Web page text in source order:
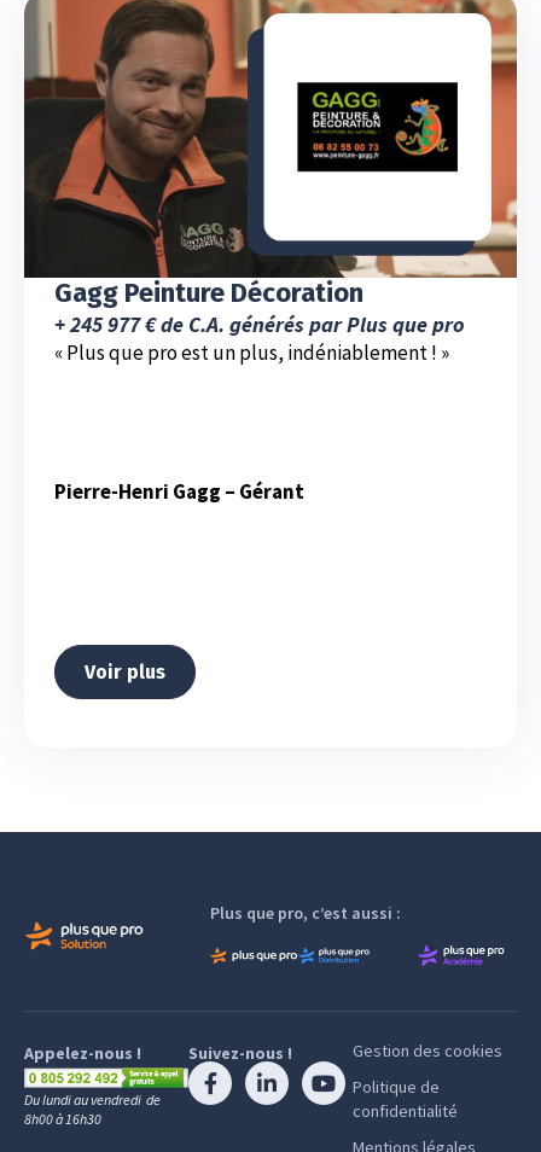
Gagg Peinture Décoration
+ 245 977 € de C.A. générés par Plus que pro
« Plus que pro est un plus, indéniablement ! »
Pierre-Henri Gagg – Gérant
Voir plus
Plus que pro, c’est aussi :
Appelez-nous !
Du lundi au vendredi de
8h00 à 16h30
Suivez-nous !
Gestion des cookies
Politique de
confidentialité
Mentions légales